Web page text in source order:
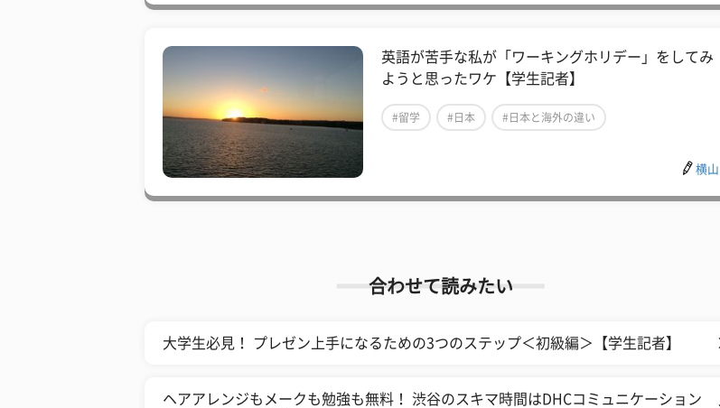
英語が苦手な私が「ワーキングホリデー」をしてみ
ようと思ったワケ【学生記者】
#留学 #日本 #日本と海外の違い
横山
合わせて読みたい
大学生必見！ プレゼン上手になるための3つのステップ＜初級編＞【学生記者】
ヘアアレンジもメークも勉強も無料！ 渋谷のスキマ時間はDHCコミュニケーション